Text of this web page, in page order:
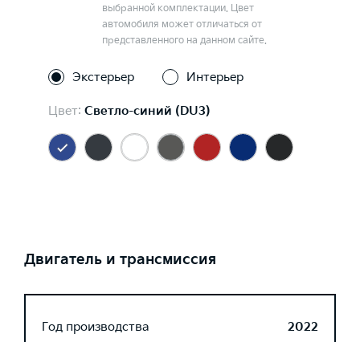
выбранной комплектации. Цвет
автомобиля может отличаться от
представленного на данном сайте.
Экстерьер Интерьер
Цвет: Светло-синий (DU3)
Двигатель и трансмиссия
Год производства
2022